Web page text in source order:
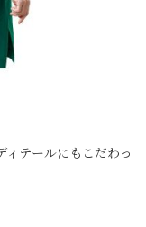
テールにもこだわっ